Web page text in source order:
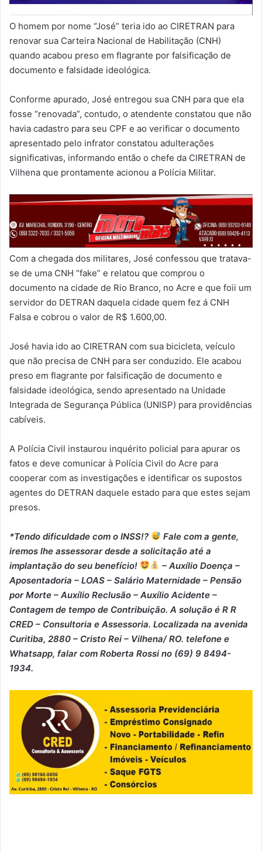
O homem por nome “José” teria ido ao CIRETRAN para
renovar sua Carteira Nacional de Habilitação (CNH)
quando acabou preso em flagrante por falsificação de
documento e falsidade ideológica.
Conforme apurado, José entregou sua CNH para que ela
fosse “renovada”, contudo, o atendente constatou que não
havia cadastro para seu CPF e ao verificar o documento
apresentado pelo infrator constatou adulterações
significativas, informando então o chefe da CIRETRAN de
Vilhena que prontamente acionou a Polícia Militar.
Com a chegada dos militares, José confessou que tratava-
se de uma CNH “fake” e relatou que comprou o
documento na cidade de Rio Branco, no Acre e que foii um
servidor do DETRAN daquela cidade quem fez á CNH
Falsa e cobrou o valor de R$ 1.600,00.
José havia ido ao CIRETRAN com sua bicicleta, veículo
que não precisa de CNH para ser conduzido. Ele acabou
preso em flagrante por falsificação de documento e
falsidade ideológica, sendo apresentado na Unidade
Integrada de Segurança Pública (UNISP) para providências
cabíveis.
A Polícia Civil instaurou inquérito policial para apurar os
fatos e deve comunicar à Polícia Civil do Acre para
cooperar com as investigações e identificar os supostos
agentes do DETRAN daquele estado para que estes sejam
presos.
*Tendo dificuldade com o INSS!?
Fale com a gente,
iremos lhe assessorar desde a solicitação até a
implantação do seu benefício!
– Auxílio Doença –
⁠Aposentadoria – ⁠LOAS – ⁠Salário Maternidade – ⁠Pensão
por Morte – ⁠Auxílio Reclusão – ⁠Auxílio Acidente –
⁠Contagem de tempo de Contribuição. A solução é R R
CRED – Consultoria e Assessoria. Localizada na avenida
Curitiba, 2880 – Cristo Rei – Vilhena/ RO. telefone e
Whatsapp, falar com Roberta Rossi no (69) 9 8494-
1934.